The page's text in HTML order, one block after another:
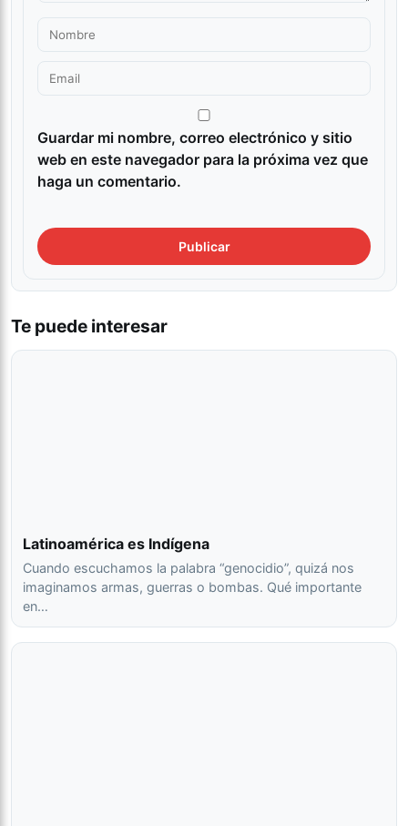
Guardar mi nombre, correo electrónico y sitio
web en este navegador para la próxima vez que
haga un comentario.
Te puede interesar
Latinoamérica es Indígena
Cuando escuchamos la palabra “genocidio”, quizá nos
imaginamos armas, guerras o bombas. Qué importante
en…